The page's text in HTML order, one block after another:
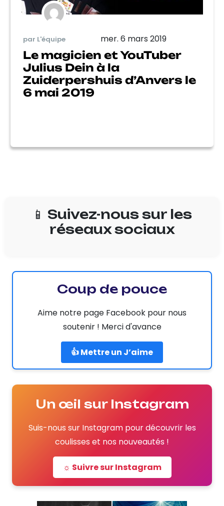
par L'équipe mer. 6 mars 2019
Le magicien et YouTuber
Julius Dein à la
Zuiderpershuis d’Anvers le
6 mai 2019
📱 Suivez-nous sur les
réseaux sociaux
Coup de pouce
Aime notre page Facebook pour nous
soutenir ! Merci d'avance
👍 Mettre un J’aime
Un œil sur Instagram
Suis-nous sur Instagram pour découvrir les
coulisses et nos nouveautés !
☼ Suivre sur Instagram